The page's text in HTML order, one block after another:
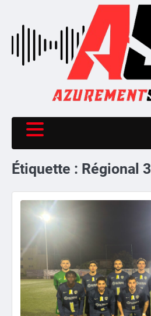
content
Étiquette : Régional 3